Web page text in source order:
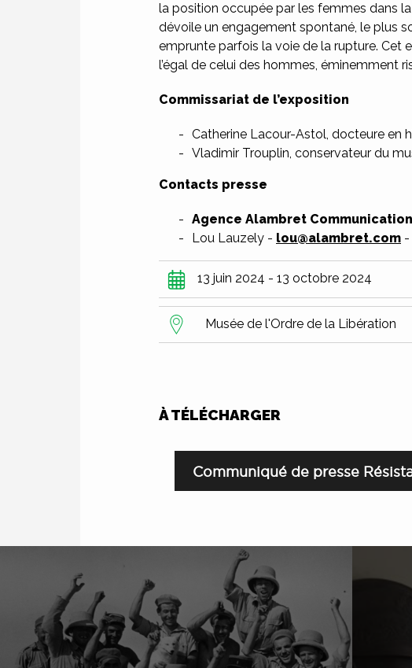
la position occupée par les femmes dans
dévoile un engagement spontané, le plus
emprunte parfois la voie de la rupture. Cet
l’égal de celui des hommes, éminemment
Commissariat de l’exposition
Catherine Lacour-Astol, docteure en
Vladimir Trouplin, conservateur du
Contacts presse
Agence Alambret Communication
Lou Lauzely - lou@alambret.com -
13 juin 2024 - 13 octobre 2024
Musée de l'Ordre de la Libération
À TÉLÉCHARGER
Communiqué de presse